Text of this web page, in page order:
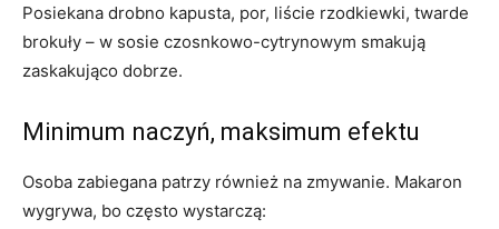
Posiekana drobno kapusta, por, liście rzodkiewki, twarde
brokuły – w sosie czosnkowo-cytrynowym smakują
zaskakująco dobrze.
Minimum naczyń, maksimum efektu
Osoba zabiegana patrzy również na zmywanie. Makaron
wygrywa, bo często wystarczą: